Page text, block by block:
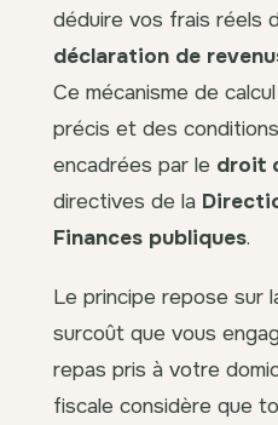
déduire vos frais réels
déclaration de
Ce mécanisme de
précis et des
encadrées par le droit
directives de la
Finances publiques.
Le principe repose sur
surcoût que vous
repas pris à votre
fiscale considère que